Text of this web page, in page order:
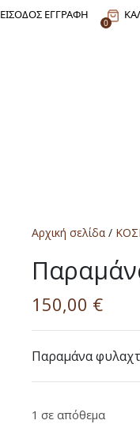
ΕΙΣΟΔΟΣ ΕΓΓΡΑΦΗ
0
Αρχική σελίδα /
150,00 €
Παραμάνα
1 σε απόθεμα